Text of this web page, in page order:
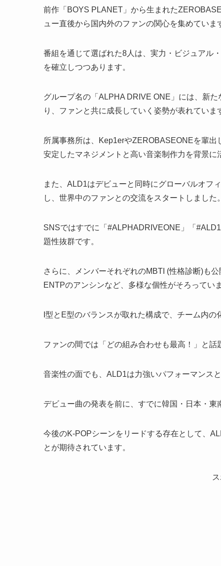
前作「BOYS PLANET」から生まれた
ュー直後から国内外のファンの関心を集めていま
番組を通じて選ばれた8人は、実力・ビジュアル
を確立しつつあります。
グループ名の「ALPHA DRIVE ONE」には、新
り、ファンと共に成長していく姿勢が表れていま
所属事務所は、Kep1erやZEROBASEONEを輩
安定したマネジメントと高い音楽制作力を背景に
また、ALD1はデビューと同時にグローバルオフ
し、世界中のファンとの交流をスタートしました
SNSではすでに「#ALPHADRIVEONE」「
題性抜群です。
さらに、メンバーそれぞれのMBTI (性格診断)も
ENTPのアンシンなど、多様な個性がそろってい
I型とE型のバランスが取れた構成で、チーム内の
ファンの間では「どの組み合わせも最高！」と話
音楽性の面でも、ALD1は力強いパフォーマンス
デビュー曲の発表を前に、すでに韓国・日本・
今後のK-POPシーンをリードする存在として、
とが期待されています。